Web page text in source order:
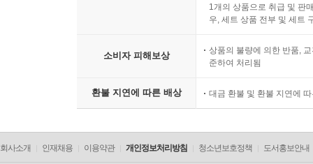
1개의 상품으로 취급 및 판
우, 세트 상품 전부 및 세트
소비자 피해보상
상품의 불량에 의한 반품,
준하여 처리됨
환불 지연에 따른 배상 대금 환불 및 환불 지연에
회사소개 인재채용 이용약관 개인정보처리방침 청소년보호정책 도서홍보안내